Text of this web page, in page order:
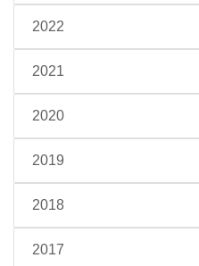
2022
2021
2020
2019
2018
2017